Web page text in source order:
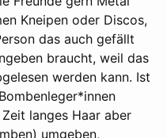
Kneipen oder Discos,
das auch gefällt
braucht, weil das
werden kann. Ist
langes Haar aber
umgeben,